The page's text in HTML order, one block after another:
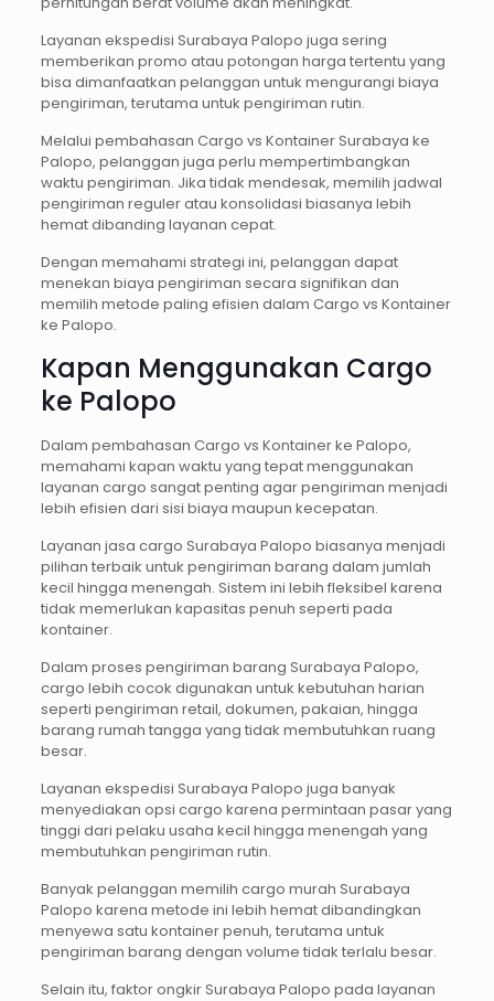
Layanan ekspedisi Surabaya Palopo juga sering
memberikan promo atau potongan harga tertentu yang
bisa dimanfaatkan pelanggan untuk mengurangi biaya
pengiriman, terutama untuk pengiriman rutin.
Melalui pembahasan Cargo vs Kontainer Surabaya ke
Palopo, pelanggan juga perlu mempertimbangkan
waktu pengiriman. Jika tidak mendesak, memilih jadwal
pengiriman reguler atau konsolidasi biasanya lebih
hemat dibanding layanan cepat.
Dengan memahami strategi ini, pelanggan dapat
menekan biaya pengiriman secara signifikan dan
memilih metode paling efisien dalam Cargo vs Kontainer
ke Palopo.
Kapan Menggunakan Cargo
ke Palopo
Dalam pembahasan Cargo vs Kontainer ke Palopo,
memahami kapan waktu yang tepat menggunakan
layanan cargo sangat penting agar pengiriman menjadi
lebih efisien dari sisi biaya maupun kecepatan.
Layanan jasa cargo Surabaya Palopo biasanya menjadi
pilihan terbaik untuk pengiriman barang dalam jumlah
kecil hingga menengah. Sistem ini lebih fleksibel karena
tidak memerlukan kapasitas penuh seperti pada
kontainer.
Dalam proses pengiriman barang Surabaya Palopo,
cargo lebih cocok digunakan untuk kebutuhan harian
seperti pengiriman retail, dokumen, pakaian, hingga
barang rumah tangga yang tidak membutuhkan ruang
besar.
Layanan ekspedisi Surabaya Palopo juga banyak
menyediakan opsi cargo karena permintaan pasar yang
tinggi dari pelaku usaha kecil hingga menengah yang
membutuhkan pengiriman rutin.
Banyak pelanggan memilih cargo murah Surabaya
Palopo karena metode ini lebih hemat dibandingkan
menyewa satu kontainer penuh, terutama untuk
pengiriman barang dengan volume tidak terlalu besar.
Selain itu, faktor ongkir Surabaya Palopo pada layanan